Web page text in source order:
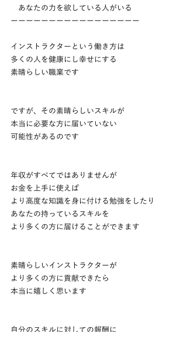
あなたの力を欲している人がいる
ーーーーーーーーーーーーーーーーー
インストラクターという働き方は
多くの人を健康にし幸せにする
素晴らしい職業です
ですが、その素晴らしいスキルが
本当に必要な方に届いていない
可能性があるのです
年収がすべてではありませんが
お金を上手に使えば
より高度な知識を身に付ける勉強をしたり
あなたの持っているスキルを
より多くの方に届けることができます
素晴らしいインストラクターが
より多くの方に貢献できたら
本当に嬉しく思います
自分のスキルに対しての報酬に